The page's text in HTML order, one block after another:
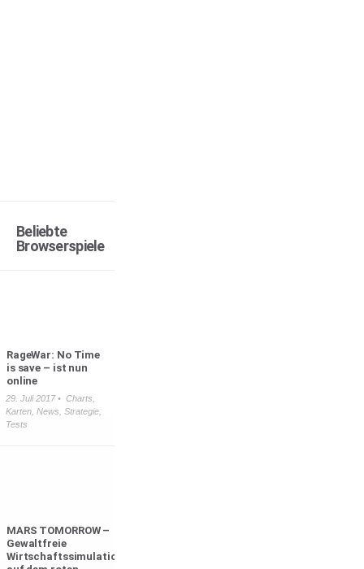
Beliebte
Browserspiele
RageWar: No Time
is save – ist nun
online
29. Juli 2017 • Charts
Karten, News Strategie,
Tests
MARS TOMORROW –
Gewaltfreie
Wirtschaftssimulation